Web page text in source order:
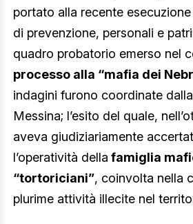
portato alla recente
di prevenzione, personali e
quadro probatorio emerso nel
processo alla “mafia dei
indagini furono coordinate
Messina; l’esito del quale,
aveva giudiziariamente
l’operatività della famiglia
“tortoriciani”, coinvolta nella
plurime attività illecite nel